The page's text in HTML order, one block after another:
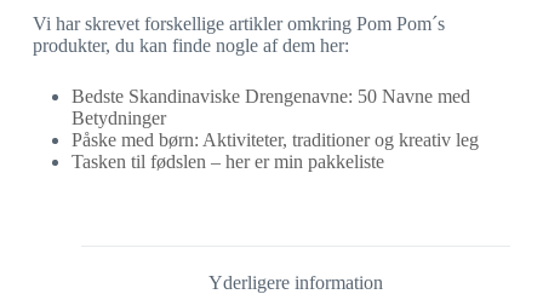
Vi har skrevet forskellige artikler omkring Pom Pom´s
produkter, du kan finde nogle af dem her:
Bedste Skandinaviske Drengenavne: 50 Navne med
Betydninger
Påske med børn: Aktiviteter, traditioner og kreativ leg
Tasken til fødslen – her er min pakkeliste
Yderligere information